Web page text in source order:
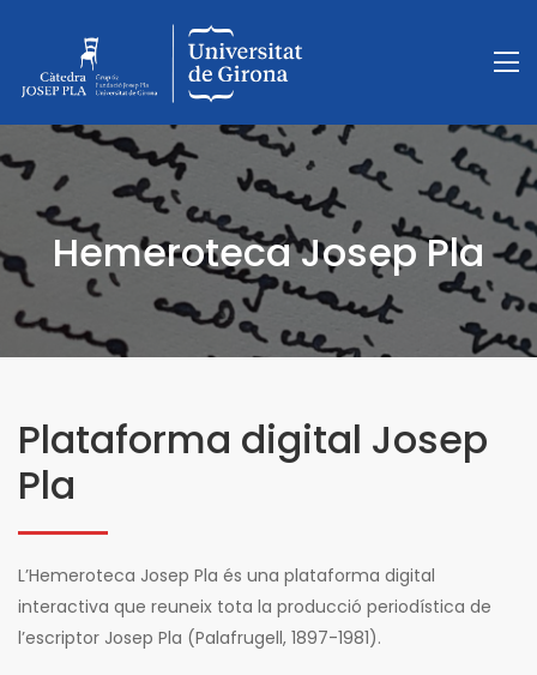
Hemeroteca Josep Pla
Plataforma digital Josep
Pla
L’Hemeroteca Josep Pla és una plataforma digital
interactiva que reuneix tota la producció periodística de
l’escriptor Josep Pla (Palafrugell, 1897-1981).